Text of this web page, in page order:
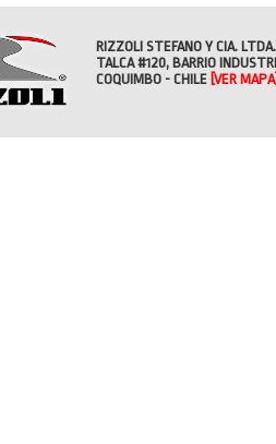
RIZZOLI STEFANO Y CIA. LTDA.
TALCA #120, BARRIO
COQUIMBO - CHILE [VER